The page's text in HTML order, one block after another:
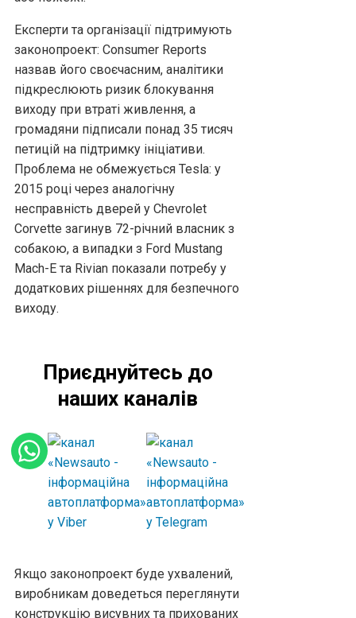
Експерти та організації підтримують
законопроект: Consumer Reports
назвав його своєчасним, аналітики
підкреслюють ризик блокування
виходу при втраті живлення, а
громадяни підписали понад 35 тисяч
петицій на підтримку ініціативи.
Проблема не обмежується Tesla: у
2015 році через аналогічну
несправність дверей у Chevrolet
Corvette загинув 72-річний власник з
собакою, а випадки з Ford Mustang
Mach-E та Rivian показали потребу у
додаткових рішеннях для безпечного
виходу.
Приєднуйтесь до
наших каналів
Якщо законопроект буде ухвалений,
виробникам доведеться переглянути
конструкцію висувних та прихованих